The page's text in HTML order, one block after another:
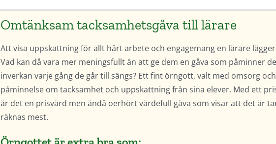
Omtänksam tacksamhetsgåva till lärare
Att visa uppskattning för allt hårt arbete och engagemang en lärare
Vad kan då vara mer meningsfullt än att ge dem en gåva som påminner
inverkan varje gång de går till sängs? Ett fint örngott, valt med omsorg
påminnelse om tacksamhet och uppskattning från sina elever. Med ett
är det en prisvärd men ändå oerhört värdefull gåva som visar att det är
räknas mest.